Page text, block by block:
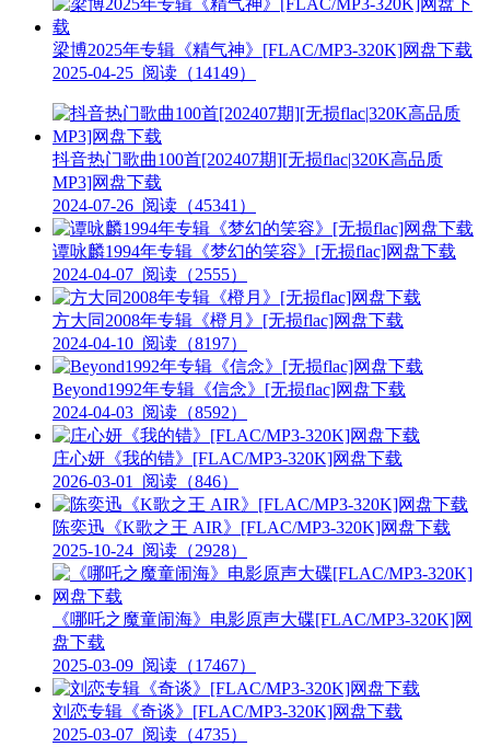
梁博2025年专辑《精气神》[FLAC/MP3-320K]网盘下载
2025-04-25 阅读（14149）
抖音热门歌曲100首[202407期][无损flac|320K高品质
MP3]网盘下载
2024-07-26 阅读（45341）
谭咏麟1994年专辑《梦幻的笑容》[无损flac]网盘下载
2024-04-07 阅读（2555）
方大同2008年专辑《橙月》[无损flac]网盘下载
2024-04-10 阅读（8197）
Beyond1992年专辑《信念》[无损flac]网盘下载
2024-04-03 阅读（8592）
庄心妍《我的错》[FLAC/MP3-320K]网盘下载
2026-03-01
阅读（846）
陈奕迅《K歌之王 AIR》[FLAC/MP3-320K]网盘下载
2025-10-24 阅读（2928）
《哪吒之魔童闹海》电影原声大碟[FLAC/MP3-320K]网
盘下载
2025-03-09 阅读（17467）
刘恋专辑《奇谈》[FLAC/MP3-320K]网盘下载
2025-03-07 阅读（4735）